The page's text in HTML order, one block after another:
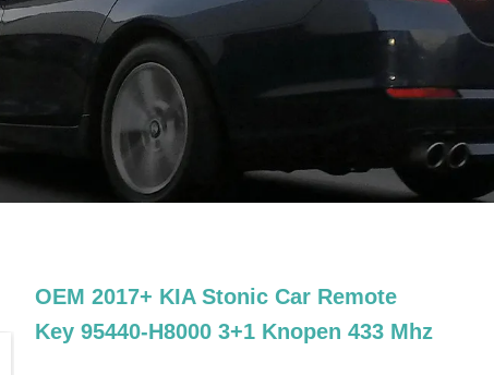
OEM 2017+ KIA Stonic Car Remote
Key 95440-H8000 3+1 Knopen 433 Mhz